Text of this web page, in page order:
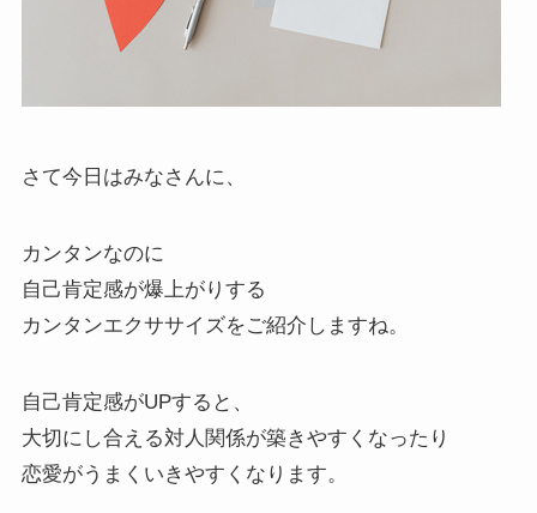
さて今日はみなさんに、
カンタンなのに
自己肯定感が爆上がりする
カンタンエクササイズをご紹介しますね。
自己肯定感がUPすると、
大切にし合える対人関係が築きやすくなったり
恋愛がうまくいきやすくなります。